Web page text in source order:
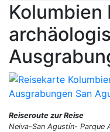
Kolumbien
Reiseroute zur Reise
Neiva-San Agustín- Parque